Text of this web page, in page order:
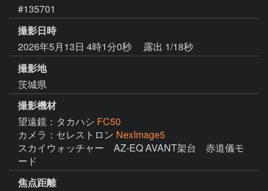
#135701
撮影日時
2026年5月13日 4時1分0秒
露出 1/18秒
撮影地
茨城県
撮影機材
望遠鏡：タカハシ FC50
カメラ：セレストロン NexImage5
スカイウォッチャー　AZ-EQ AVANT架台　赤道儀モ
ード
焦点距離